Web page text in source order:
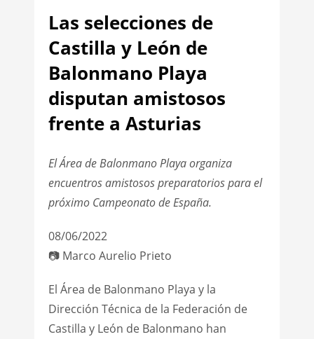
Las selecciones de
Castilla y León de
Balonmano Playa
disputan amistosos
frente a Asturias
El Área de Balonmano Playa organiza
encuentros amistosos preparatorios para el
próximo Campeonato de España.
08/06/2022
📷 Marco Aurelio Prieto
El Área de Balonmano Playa y la
Dirección Técnica de la Federación de
Castilla y León de Balonmano han